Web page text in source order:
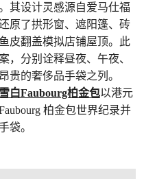
其设计灵感源自爱马仕福
原了拱形窗、遮阳篷、砖
皮翻盖模拟店铺屋顶。此
，分别诠释昼夜、午夜、
贵的奢侈品手袋之列。
雪白Faubourg柏金包以港元
柏金包世界纪录并
袋。